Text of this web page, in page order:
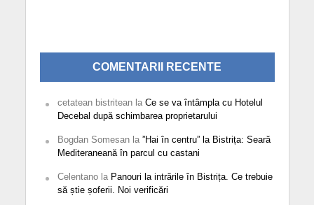
COMENTARII RECENTE
cetatean bistriteanla Ce se va întâmpla cu Hotelul
Decebal după schimbarea proprietarului
Bogdan Somesanla ”Hai în centru” la Bistrița: Seară
Mediteraneană în parcul cu castani
Celentanola Panouri la intrările în Bistrița. Ce trebuie
să știe șoferii. Noi verificări